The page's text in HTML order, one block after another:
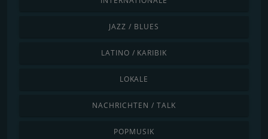
JAZZ / BLUES
LATINO / KARIBIK
LOKALE
NACHRICHTEN / TALK
POPMUSIK